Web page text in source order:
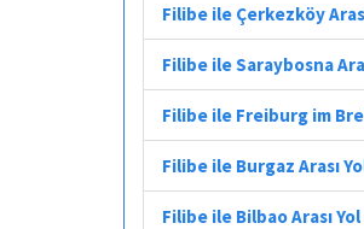
Filibe ile Çerkezköy
Filibe ile Saraybosna
Filibe ile Freiburg im
Filibe ile Burgaz Arası
Filibe ile Bilbao Arası